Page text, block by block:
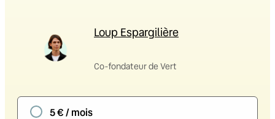
Loup Espargilière
Co-fondateur de Vert
5 € / mois